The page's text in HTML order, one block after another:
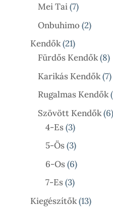
Mei Tai 77
Termék
Onbuhimo 22
Kendők 2121
Termék
Fürdős Kendők 88
Karikás Kendők 77
Rugalmas Kendők
Szövött Kendők 66
4-Es 33
Termék
5-Ös 33
Termék
6-Os 66
Termék
7-Es 33
Termék
Kiegészítők 1313